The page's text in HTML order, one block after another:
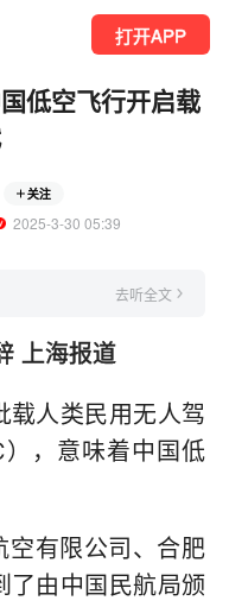
打开APP
低空飞行开启载
关注
  2025-3-30 05:39
去听全文
上海报道
载人类民用无人驾
，意味着中国低
有限公司、合肥
了由中国民航局颁